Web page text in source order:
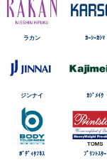
ラカン ｶｰｼｰｶｼﾏ
ジンナイ ｶｼﾞﾒｲｸ
ﾎﾞﾃﾞｨﾀﾌﾈｽ ﾌﾟﾘﾝﾄｽﾀｰ